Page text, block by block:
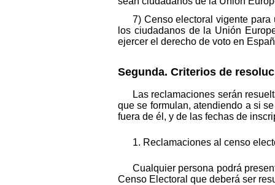
7) Censo electoral vigente
los ciudadanos de la Unión
ejercer el derecho de voto en
Segunda. Criterios de
Las reclamaciones serán
que se formulan, atendiendo a si
fuera de él, y de las fechas de
1. Reclamaciones al censo
Cualquier persona podrá
Censo Electoral que deberá ser